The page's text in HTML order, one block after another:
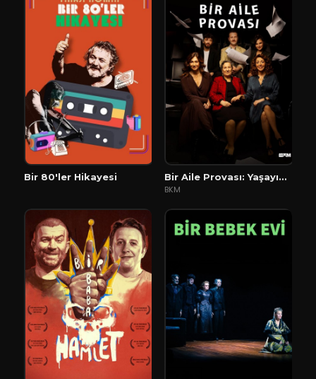
Bir 80'ler Hikayesi
Bir Aile Provası: Yaşayın Gitsin
BKM